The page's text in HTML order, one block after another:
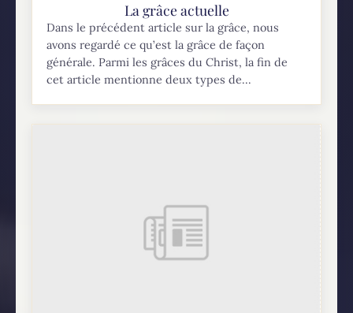
La grâce actuelle
Dans le précédent article sur la grâce, nous
avons regardé ce qu’est la grâce de façon
générale. Parmi les grâces du Christ, la fin de
cet article mentionne deux types de...